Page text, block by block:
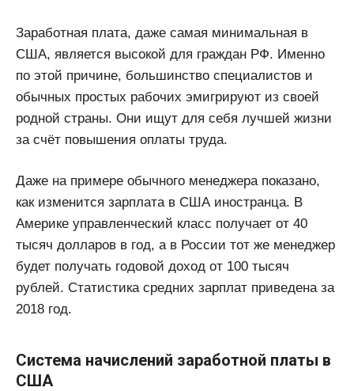
Заработная плата, даже самая минимальная в
США, является высокой для граждан РФ. Именно
по этой причине, большинство специалистов и
обычных простых рабочих эмигрируют из своей
родной страны. Они ищут для себя лучшей жизни
за счёт повышения оплаты труда.
Даже на примере обычного менеджера показано,
как изменится зарплата в США иностранца. В
Америке управленческий класс получает от 40
тысяч долларов в год, а в России тот же менеджер
будет получать годовой доход от 100 тысяч
рублей. Статистика средних зарплат приведена за
2018 год.
Система начислений заработной платы в
США